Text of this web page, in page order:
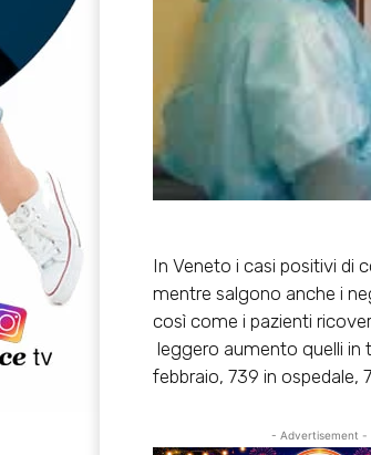
In Veneto i casi positivi di
mentre salgono anche i
così come i pazienti
leggero aumento quelli in
febbraio, 739 in ospedale,
- Advertisement -